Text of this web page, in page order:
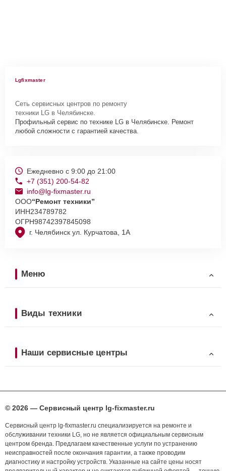
Lgfixmaster
Сеть сервисных центров по ремонту
техники LG в Челябинске.
Профильный сервис по технике LG в Челябинске. Ремонт
любой сложности с гарантией качества.
г. Челябинск ул. Курчатова, 1А
Ежедневно с 9:00 до 21:00
+7 (351) 200-54-82
info@lg-fixmaster.ru
ООО“Ремонт техники”
ИНН234789782
ОГРН98742397845098
Меню
Виды техники
Наши сервисные центры
© 2026 — Сервисный центр lg-fixmaster.ru
Сервисный центр lg-fixmaster.ru специализируется на ремонте и
обслуживании техники LG, но не является официальным сервисным
центром бренда. Предлагаем качественные услуги по устранению
неисправностей после окончания гарантии, а также проводим
диагностику и настройку устройств. Указанные на сайте цены носят